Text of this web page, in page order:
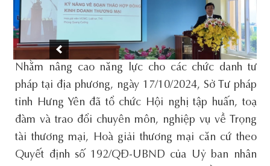
Nhằm nâng cao năng lực cho các chức danh tư
pháp tại địa phương, ngày 17/10/2024, Sở Tư pháp
tỉnh Hưng Yên đã tổ chức Hội nghị tập huấn, toạ
đàm và trao đổi chuyên môn, nghiệp vụ về Trọng
tài thương mại, Hoà giải thương mại căn cứ theo
Quyết định số 192/QĐ-UBND của Uỷ ban nhân